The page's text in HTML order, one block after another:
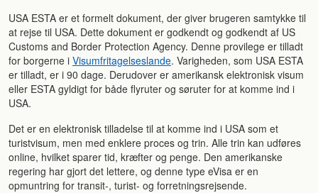
USA ESTA er et formelt dokument, der giver brugeren samtykke til
at rejse til USA. Dette dokument er godkendt og godkendt af US
Customs and Border Protection Agency. Denne provilege er tilladt
for borgerne i Visumfritagelseslande. Varigheden, som USA ESTA
er tilladt, er i 90 dage. Derudover er amerikansk elektronisk visum
eller ESTA gyldigt for både flyruter og søruter for at komme ind i
USA.
Det er en elektronisk tilladelse til at komme ind i USA som et
turistvisum, men med enklere proces og trin. Alle trin kan udføres
online, hvilket sparer tid, kræfter og penge. Den amerikanske
regering har gjort det lettere, og denne type eVisa er en
opmuntring for transit-, turist- og forretningsrejsende.